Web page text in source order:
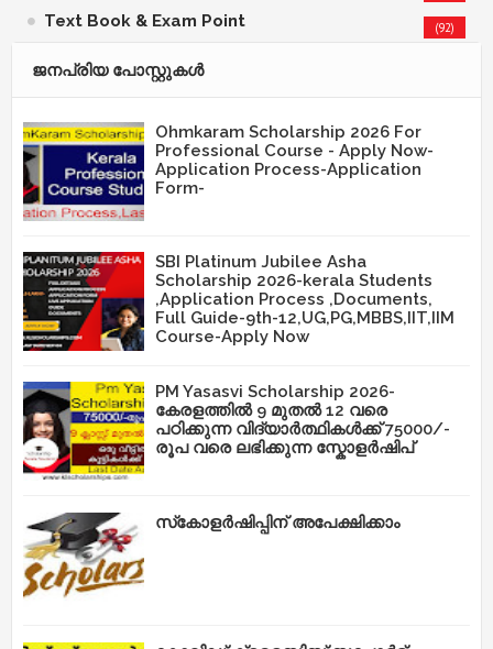
Text Book & Exam Point (92)
ജനപ്രിയ പോസ്റ്റുകള്‍‌
Ohmkaram Scholarship 2026 For
Professional Course - Apply Now-
Application Process-Application
Form-
SBI Platinum Jubilee Asha
Scholarship 2026-kerala Students
,Application Process ,Documents,
Full Guide-9th-12,UG,PG,MBBS,IIT,IIM
Course-Apply Now
PM Yasasvi Scholarship 2026-
കേരളത്തിൽ 9 മുതൽ 12 വരെ
പഠിക്കുന്ന വിദ്യാർത്ഥികൾക്ക് 75000/-
രൂപ വരെ ലഭിക്കുന്ന സ്കോളർഷിപ്
സ്‌കോളർഷിപ്പിന് അപേക്ഷിക്കാം